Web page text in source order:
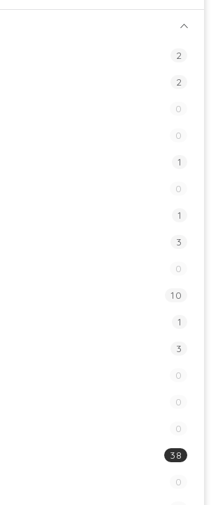
2
2
0
0
1
0
1
3
0
10
1
3
0
0
0
38
0